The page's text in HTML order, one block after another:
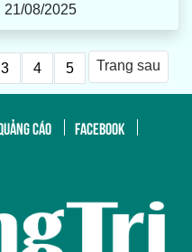
21/08/2025
3 4 5 Trang sau
CÁO
FACEBOOK